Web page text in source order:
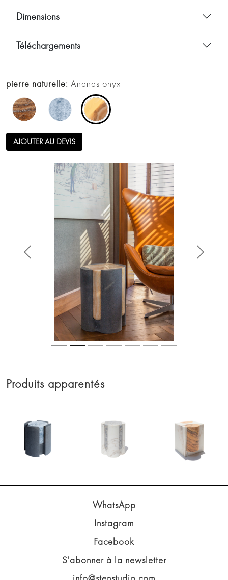
Dimensions
Téléchargements
pierre naturelle: Ananas onyx
AJOUTER AU DEVIS
Anterior
Produits apparentés
WhatsApp
Instagram
Facebook
S'abonner à la newsletter